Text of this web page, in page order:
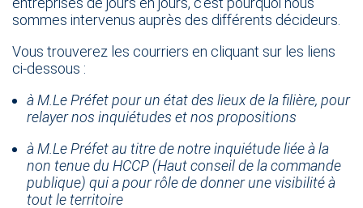
sommes intervenus auprès des différents décideurs.
Vous trouverez les courriers en cliquant sur les liens
ci-dessous :
à M.Le Préfet pour un état des lieux de la filière, pour
relayer nos inquiétudes et nos propositions
à M.Le Préfet au titre de notre inquiétude liée à la
non tenue du HCCP (Haut conseil de la commande
publique) qui a pour rôle de donner une visibilité à
tout le territoire